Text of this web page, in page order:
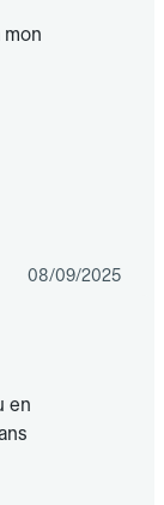
08/09/2025
en